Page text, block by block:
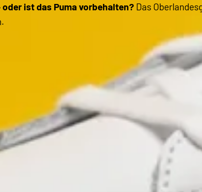
ist das Puma vorbehalten? Das